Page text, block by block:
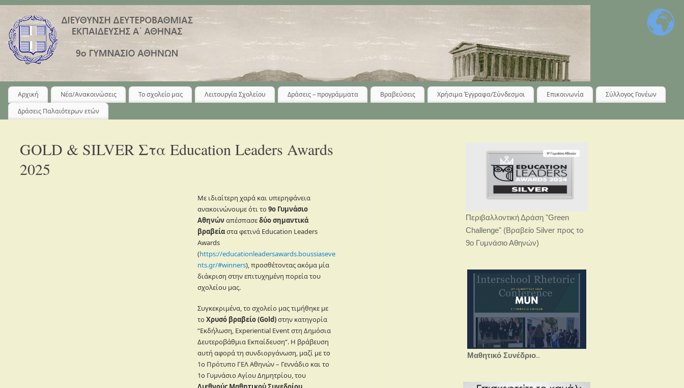
Αρχική Νέα/Ανακοινώσεις Το σχολείο μας Λειτουργία Σχολείου Δράσεις – προγράμματα Βραβεύσεις Χρήσιμα Έγγραφα/Σύνδεσμοι Επικοινωνία
Σύλλογος Γονέων
Δράσεις Παλαιότερων ετών
GOLD & SILVER Στα Education Leaders Awards
2025
Με ιδιαίτερη χαρά και υπερηφάνεια
ανακοινώνουμε ότι το9ο Γυμνάσιο
Αθηνώναπέσπασεδύο σημαντικά
βραβείαστα φετινά Education Leaders
Awards
(https://educationleadersawards.boussiaseve
nts.gr/#winners), προσθέτοντας ακόμα μία
διάκριση στην επιτυχημένη πορεία του
σχολείου μας.
Συγκεκριμένα, το σχολείο μας τιμήθηκε με
τοΧρυσό βραβείο (Gold)στην κατηγορία
“Εκδήλωση, Experiential Event στη Δημόσια
Δευτεροβάθμια Εκπαίδευση”. Η βράβευση
αυτή αφορά τη συνδιοργάνωση, μαζί με το
1ο Πρότυπο ΓΕΛ Αθηνών – Γεννάδιο και το
1ο Γυμνάσιο Αγίου Δημητρίου, του
Περιβαλλοντική Δράση "Green
Challenge" (Βραβείο Silver προς το
9ο Γυμνάσιο Αθηνών)
Μαθητικό Συνέδριο..